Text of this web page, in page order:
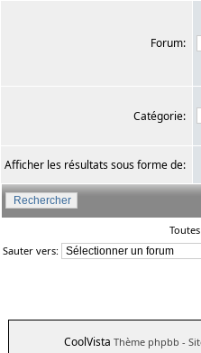
Forum:
Catégorie:
Afficher les résultats sous forme de:
Sauter vers:
CoolVista Thème phpbb -